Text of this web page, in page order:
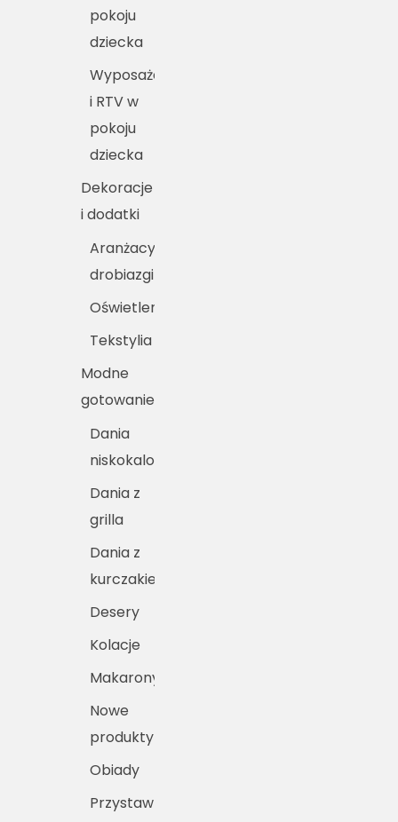
pokoju
dziecka
Wyposażenie
i RTV w
pokoju
dziecka
Dekoracje
i dodatki
Aranżacyjne
drobiazgi
Oświetlenie
Tekstylia
Modne
gotowanie
Dania
niskokaloryczne
Dania z
grilla
Dania z
kurczakiem
Desery
Kolacje
Makarony
Nowe
produkty
Obiady
Przystawki